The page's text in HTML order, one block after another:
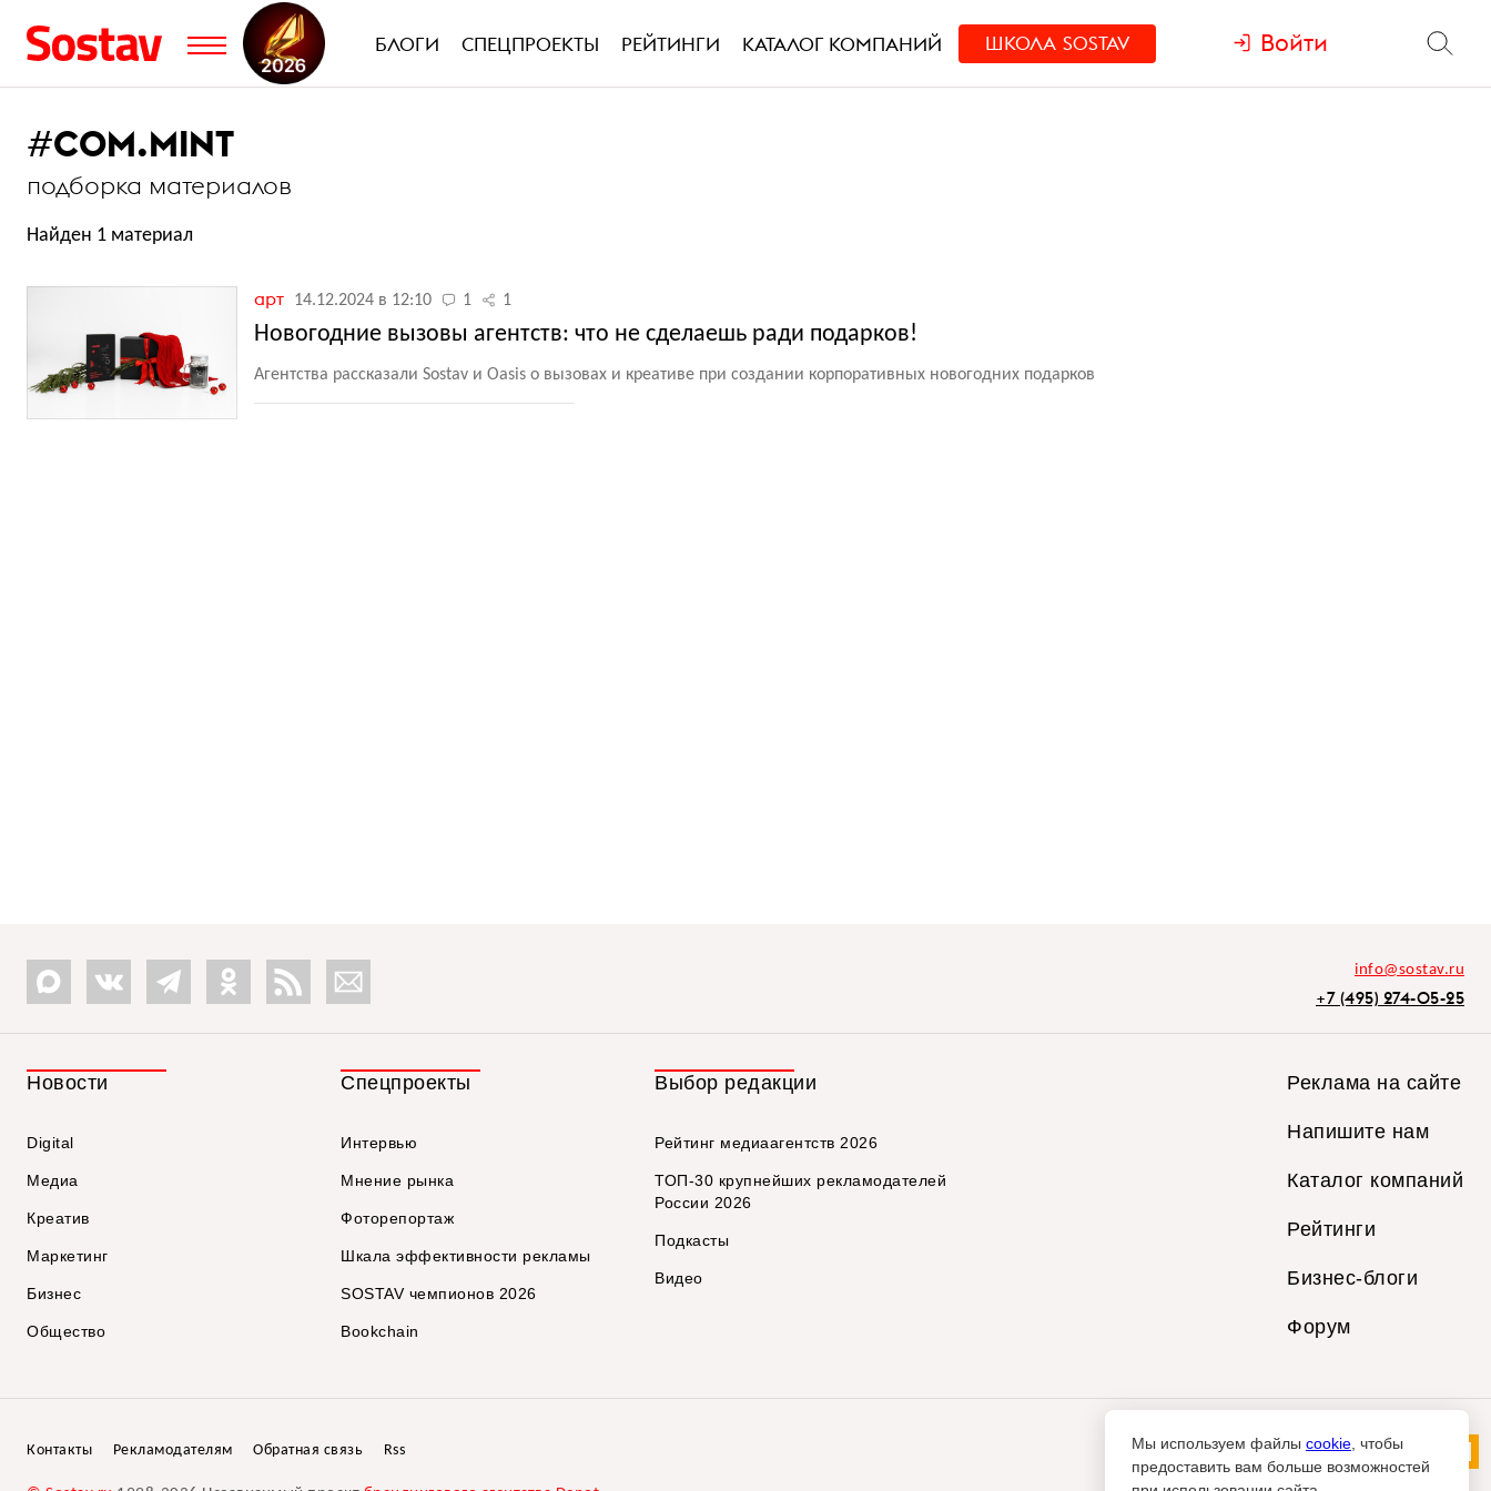
БЛОГИ СПЕЦПРОЕКТЫ РЕЙТИНГИ КАТАЛОГ КОМПАНИЙ ШКОЛА SOSTAV Войти
#COM.MINT
подборка материалов
Найден 1 материал
арт 14.12.2024 в 12:10 1 1
Новогодние вызовы агентств: что не сделаешь ради подарков!
Агентства рассказали Sostav и Oasis о вызовах и креативе при создании корпоративных новогодних подарков
info@sostav.ru
+7 (495) 274-05-25
Новости
Digital
Медиа
Креатив
Маркетинг
Бизнес
Общество
Спецпроекты
Интервью
Мнение рынка
Фоторепортаж
Шкала эффективности рекламы
SOSTAV чемпионов 2026
Bookchain
Выбор редакции
Рейтинг медиаагентств 2026
ТОП-30 крупнейших рекламодателей
России 2026
Подкасты
Видео
Реклама на сайте
Напишите нам
Каталог компаний
Рейтинги
Бизнес-блоги
Форум
Контакты Рекламодателям Обратная связь Rss Мы используем файлы cookie , чтобы
предоставить вам больше возможностей